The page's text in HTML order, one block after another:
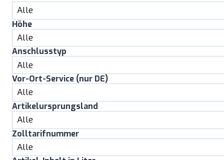
Höhe
Anschlusstyp
Vor-Ort-Service (nur DE)
Artikelursprungsland
Zolltarifnummer